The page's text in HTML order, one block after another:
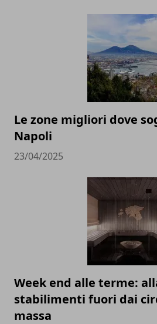
Le zone migliori dove
Napoli
23/04/2025
Week end alle terme:
stabilimenti fuori dai
massa